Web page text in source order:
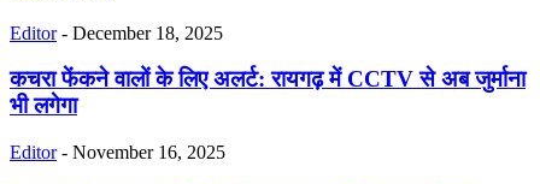
Editor - December 18, 2025
कचरा फेंकने वालों के लिए अलर्ट: रायगढ़ में CCTV से अब जुर्माना
भी लगेगा
Editor - November 16, 2025